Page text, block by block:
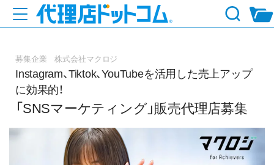
募集企業 株式会社マクロジ
Instagram、Tiktok、YouTubeを活用した売上アップ
に効果的！
「SNSマーケティング」販売代理店募集